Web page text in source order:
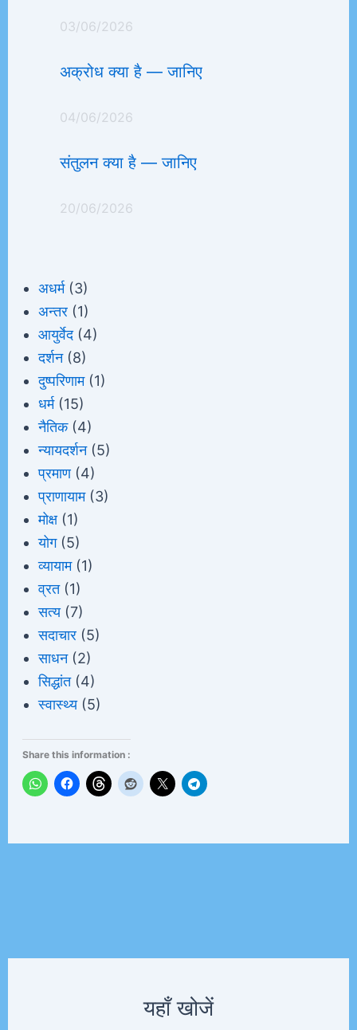
03/06/2026
अक्रोध क्या है — जानिए
04/06/2026
संतुलन क्या है — जानिए
20/06/2026
अधर्म(3)
अन्तर(1)
आयुर्वेद(4)
दर्शन(8)
दुष्परिणाम(1)
धर्म(15)
नैतिक(4)
न्यायदर्शन(5)
प्रमाण(4)
प्राणायाम(3)
मोक्ष(1)
योग(5)
व्यायाम(1)
व्रत(1)
सत्य(7)
सदाचार(5)
साधन(2)
सिद्धांत(4)
स्वास्थ्य(5)
Share this information :
यहाँ खोजें